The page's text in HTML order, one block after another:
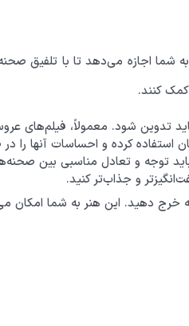
می‌دهد تا با تلفیق
کنند.
تدوین شود. معمولاً،
استفاده کرده و احساسات آنها را
توجه و تعادل مناسبی بین
و جذاب‌تر کنید.
دهید. این هنر به شما